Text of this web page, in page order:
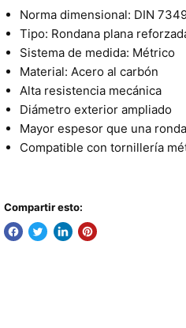
Norma dimensional: DIN
Tipo: Rondana plana
Sistema de medida: Métrico
Material: Acero al carbón
Alta resistencia mecánica
Diámetro exterior ampliado
Mayor espesor que una
Compatible con tornillería
Compartir esto: